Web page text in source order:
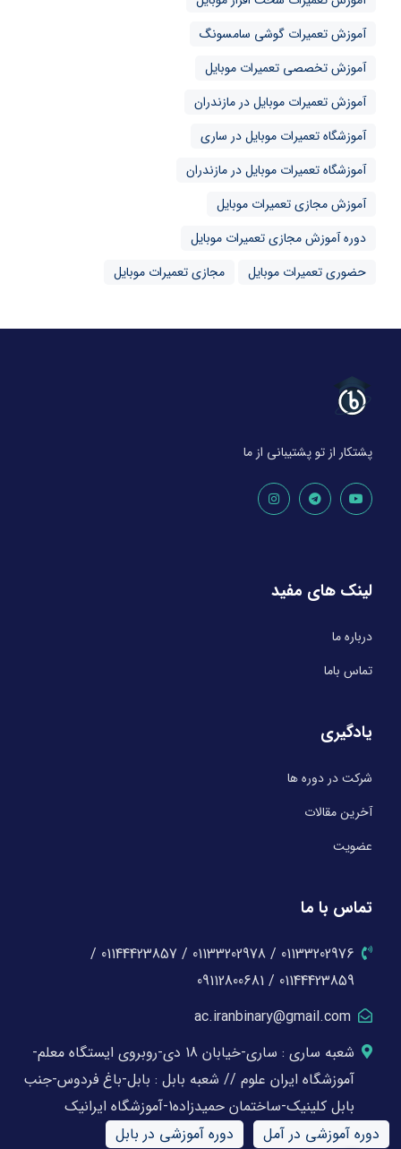
آموزش تعمیرات گوشی سامسونگ
آموزش تخصصی تعمیرات موبایل
آموزش تعمیرات موبایل در مازندران
آموزشگاه تعمیرات موبایل در ساری
آموزشگاه تعمیرات موبایل در مازندران
آموزش مجازی تعمیرات موبایل
دوره آموزش مجازی تعمیرات موبایل
حضوری تعمیرات موبایل
مجازی تعمیرات موبایل
پشتکار از تو پشتیبانی از ما
لینک های مفید
درباره ما
تماس باما
یادگیری
شرکت در دوره ها
آخرین مقالات
عضویت
تماس با ما
01133202976 / 01133202978 / 01144423857 /
01144423859 / 09112800681
ac.iranbinary@gmail.com
شعبه ساری : ساری-خیابان 18 دی-روبروی ایستگاه معلم-
آموزشگاه ایران علوم // شعبه بابل : بابل-باغ فردوس-جنب
بابل کلینیک-ساختمان حمیدزاده1-آموزشگاه ایرانیک
دوره آموزشی در آمل
دوره آموزشی در بابل